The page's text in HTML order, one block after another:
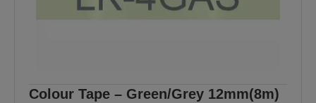
Colour Tape – Green/Grey 12mm(8m)